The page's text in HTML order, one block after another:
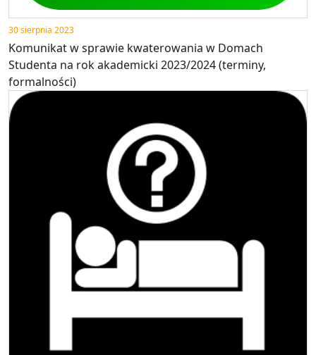
30 sierpnia 2023
Komunikat w sprawie kwaterowania w Domach
Studenta na rok akademicki 2023/2024 (terminy,
formalności)